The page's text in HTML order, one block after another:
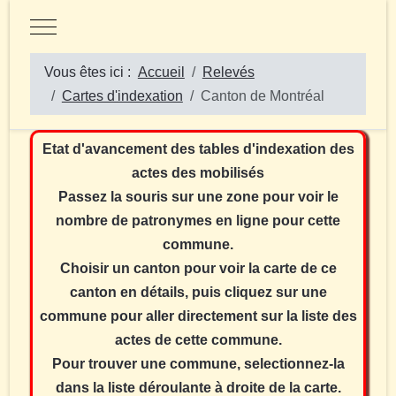
Mobile Menu Toggle
Vous êtes ici : Accueil
Relevés
Cartes d'indexation
Canton de Montréal
Etat d'avancement des tables d'indexation des
actes des mobilisés
Passez la souris sur une zone pour voir le
nombre de patronymes en ligne pour cette
commune.
Choisir un canton pour voir la carte de ce
canton en détails, puis cliquez sur une
commune pour aller directement sur la liste des
actes de cette commune.
Pour trouver une commune, selectionnez-la
dans la liste déroulante à droite de la carte.